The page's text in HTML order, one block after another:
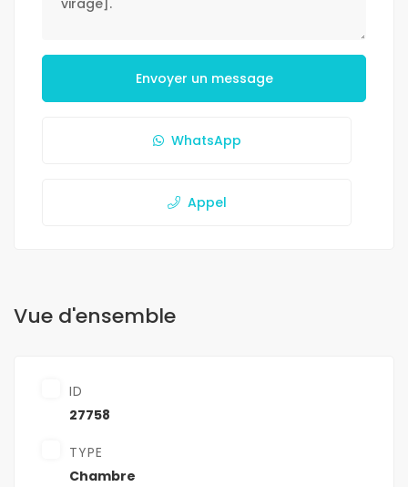
Envoyer un message
WhatsApp
Appel
Vue d'ensemble
ID
27758
TYPE
Chambre